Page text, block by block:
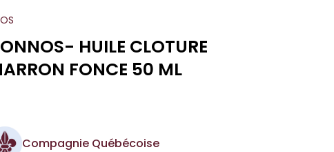
HUILE CLOTURE
FONCE 50 ML
Compagnie Québécoise